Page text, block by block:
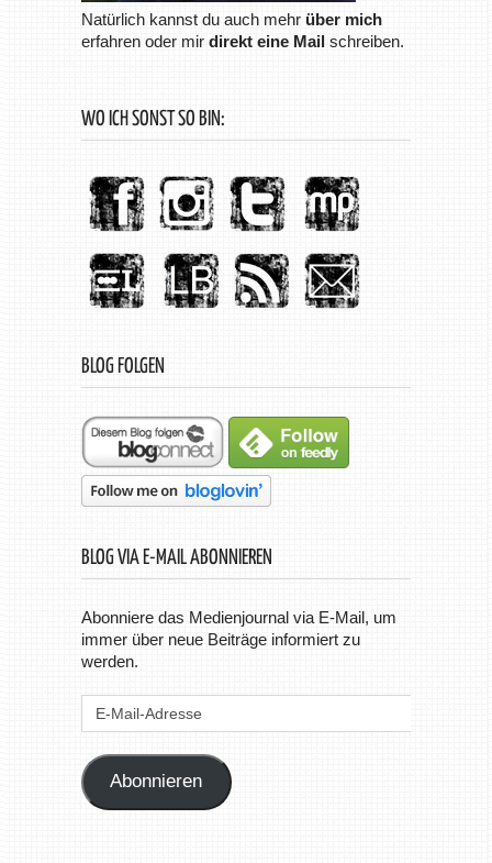
Natürlich kannst du auch mehr über mich
erfahren oder mir direkt eine Mailschreiben.
WO ICH SONST SO BIN:
BLOG FOLGEN
BLOG VIA E-MAIL ABONNIEREN
Abonniere das Medienjournal via E-Mail, um
immer über neue Beiträge informiert zu
werden.
Abonnieren